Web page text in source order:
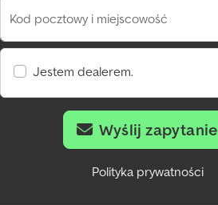
Kod pocztowy i miejscowość
Jestem dealerem.
Wyślij zapytanie
Polityka prywatności